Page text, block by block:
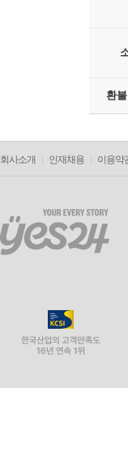
환
회사소개 인재채용 이용약